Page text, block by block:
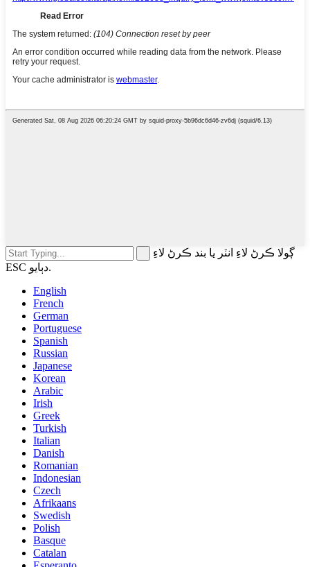
ڳولا ڪرڻ لاءِ انٽر يا بند ڪرڻ لاءِ
ESC دٻايو.
English
French
German
Portuguese
Spanish
Russian
Japanese
Korean
Arabic
Irish
Greek
Turkish
Italian
Danish
Romanian
Indonesian
Czech
Afrikaans
Swedish
Polish
Basque
Catalan